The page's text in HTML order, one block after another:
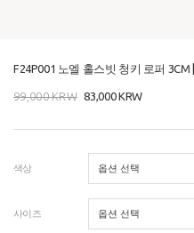
F24P001 노엘 홀스빗 청키 로퍼 3CM
99,000KRW 83,000KRW
색상
사이즈